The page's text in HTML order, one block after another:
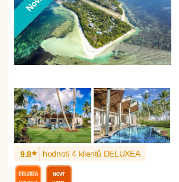
9.8* hodnotí 4 klientů DELUXEA